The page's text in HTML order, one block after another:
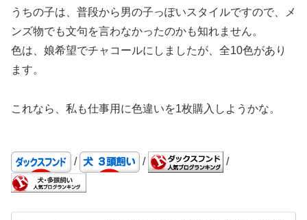
うちの子は、普段から男の子っぽいスタイルですので、メ
ンズ物でも文句を言わなかったのかも知れません。
色は、娘希望でチャコールにしましたが、全10色があり
ます。
これなら、私も仕事用に色違いを1枚購入しようかな。
/ / /